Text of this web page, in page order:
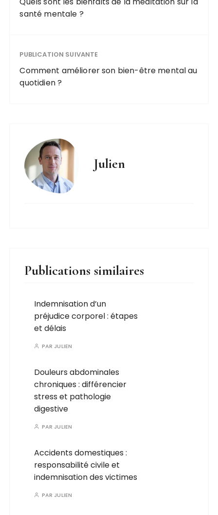
santé mentale ?
PUBLICATION SUIVANTE
Comment améliorer son bien-être mental au
quotidien ?
Julien
Publications similaires
Indemnisation d’un
préjudice corporel : étapes
et délais
PAR JULIEN
Douleurs abdominales
chroniques : différencier
stress et pathologie
digestive
PAR JULIEN
Accidents domestiques :
responsabilité civile et
indemnisation des victimes
PAR JULIEN